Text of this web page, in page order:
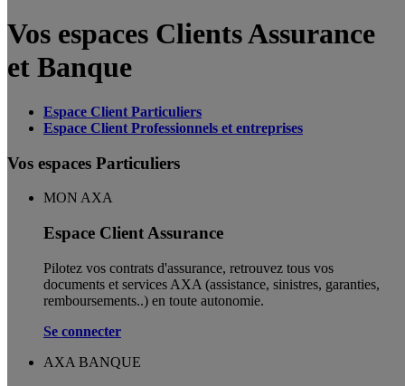
Vos espaces Clients Assurance
et Banque
Espace Client Particuliers
Espace Client Professionnels et entreprises
Vos espaces Particuliers
MON AXA
Espace Client Assurance
Pilotez vos contrats d'assurance, retrouvez tous vos
documents et services AXA (assistance, sinistres, garanties,
remboursements..) en toute autonomie. ​
Se connecter
AXA BANQUE